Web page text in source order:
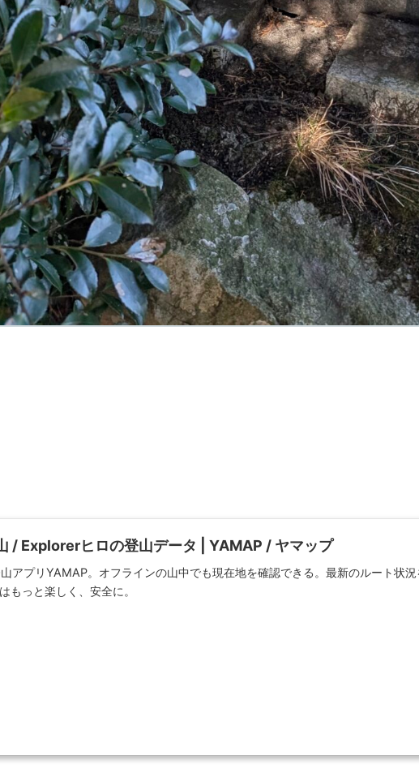
/ Explorerヒロの登山データ | YAMAP / ヤマップ
アプリYAMAP。オフラインの山中でも現在地を確認できる。最新のルート状
もっと楽しく、安全に。